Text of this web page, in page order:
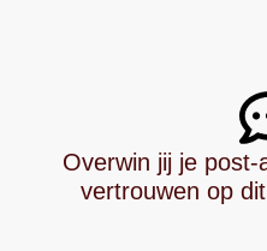
Overwin jij je
vertrouwen op